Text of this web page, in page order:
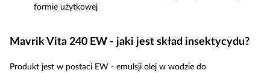
formie użytkowej
Mavrik Vita 240 EW - jaki jest skład insektycydu?
Produkt jest w postaci EW - emulsji olej w wodzie do